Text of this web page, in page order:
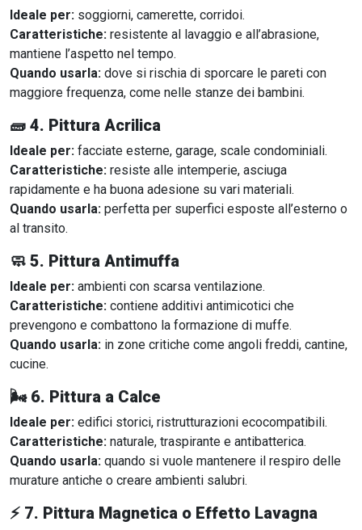
Ideale per: soggiorni, camerette, corridoi.
Caratteristiche: resistente al lavaggio e all’abrasione,
mantiene l’aspetto nel tempo.
Quando usarla: dove si rischia di sporcare le pareti con
maggiore frequenza, come nelle stanze dei bambini.
🧱 4. Pittura Acrilica
Ideale per: facciate esterne, garage, scale condominiali.
Caratteristiche: resiste alle intemperie, asciuga
rapidamente e ha buona adesione su vari materiali.
Quando usarla: perfetta per superfici esposte all’esterno o
al transito.
🧼 5. Pittura Antimuffa
Ideale per: ambienti con scarsa ventilazione.
Caratteristiche: contiene additivi antimicotici che
prevengono e combattono la formazione di muffe.
Quando usarla: in zone critiche come angoli freddi, cantine,
cucine.
🌬 6. Pittura a Calce
Ideale per: edifici storici, ristrutturazioni ecocompatibili.
Caratteristiche: naturale, traspirante e antibatterica.
Quando usarla: quando si vuole mantenere il respiro delle
murature antiche o creare ambienti salubri.
⚡ 7. Pittura Magnetica o Effetto Lavagna